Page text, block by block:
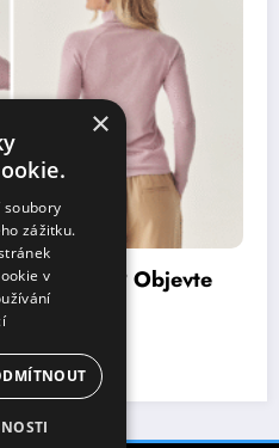
chlad? Objevte
×
soubory
zážitku.
v